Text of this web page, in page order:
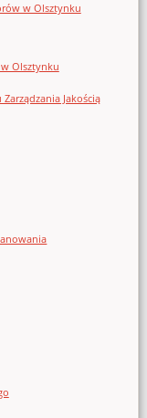
w Olsztynku
Olsztynku
Jakością